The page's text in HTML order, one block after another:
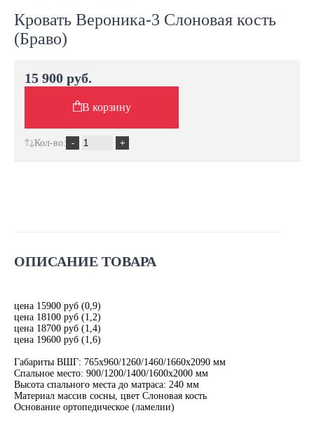
Кровать Вероника-3 Слоновая кость
(Браво)
ОПИСАНИЕ ТОВАРА
цена 15900 руб (0,9)
цена 18100 руб (1,2)
цена 18700 руб (1,4)
цена 19600 руб (1,6)
Габариты ВШГ: 765х960/1260/1460/1660х2090 мм
Спальное место: 900/1200/1400/1600х2000 мм
Высота спального места до матраса: 240 мм
Материал массив сосны, цвет Слоновая кость
Основание ортопедическое (ламелии)
15 900 руб.
В корзину
Кол-во: